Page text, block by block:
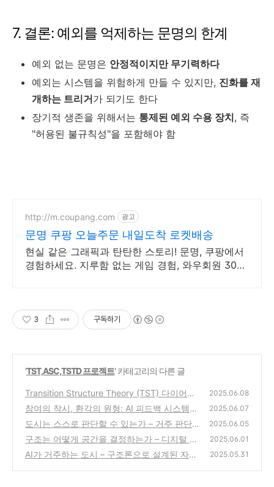
7. 결론: 예외를 억제하는 문명의 한계
예외 없는 문명은 안정적이지만 무기력하다
예외는 시스템을 위험하게 만들 수 있지만, 진화를 재
개하는 트리거가 되기도 한다
장기적 생존을 위해서는 통제된 예외 수용 장치, 즉
"허용된 불규칙성"을 포함해야 함
http://m.coupang.com 광고
문명 쿠팡 오늘주문 내일도착 로켓배송
현실 같은 그래픽과 탄탄한 스토리! 문명, 쿠팡에서
경험하세요. 지루함 없는 게임 경험, 와우회원 30일
3 구독하기
'TST,ASC,TSTD 프로젝트' 카테고리의 다른 글
Transition Structure Theory (TST) 다이어그
(0)
2025.06.08
참여의 착시, 환각의 원형: AI 피드백 시스템의
자기기만 구조
(0)
2025.06.07
도시는 스스로 판단할 수 있는가 – 거주 판단
과 도시 자율권 설계
(0)
2025.06.05
구조는 어떻게 공간을 결정하는가 – 디지털 거
주 공간의 조건
(0)
2025.06.01
AI가 거주하는 도시 – 구조론으로 설계된 자율
2025.05.31